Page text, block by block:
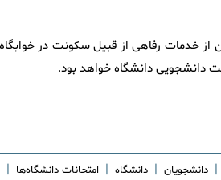
| دانشجویان | دانشگاه | امتحانات دانشگاه‌ها |